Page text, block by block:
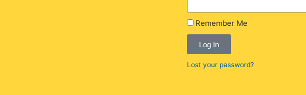
Remember Me
Log In
Lost your password?